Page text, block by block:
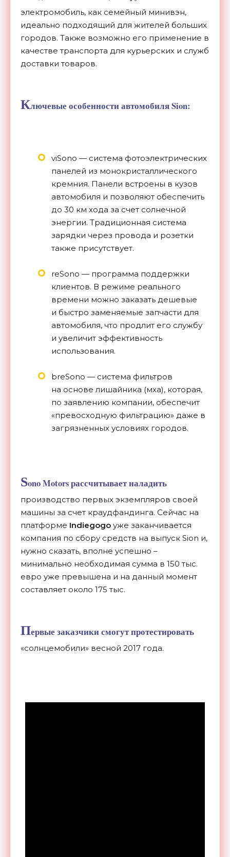
электромобиль, как семейный минивэн,
идеально подходящий для жителей больших
городов. Также возможно его применение в
качестве транспорта для курьерских и служб
доставки товаров.
Ключевые особенности автомобиля Sion:
viSono — система фотоэлектрических
панелей из монокристаллического
кремния. Панели встроены в кузов
автомобиля и позволяют обеспечить
до 30 км хода за счет солнечной
энергии. Традиционная система
зарядки через провода и розетки
также присутствует.
reSono — программа поддержки
клиентов. В режиме реального
времени можно заказать дешевые
и быстро заменяемые запчасти для
автомобиля, что продлит его службу
и увеличит эффективность
использования.
breSono — система фильтров
на основе лишайника (мха), которая,
по заявлению компании, обеспечит
«превосходную фильтрацию» даже в
загрязненных условиях городов.
Sono Motors рассчитывает наладить
производство первых экземпляров своей
машины за счет краудфандинга. Сейчас на
платформе Indiegogo уже заканчивается
компания по сбору средств на выпуск Sion и,
нужно сказать, вполне успешно –
минимально необходимая сумма в 150 тыс.
евро уже превышена и на данный момент
составляет около 175 тыс.
Первые заказчики смогут протестировать
«солнцемобили» весной 2017 года.